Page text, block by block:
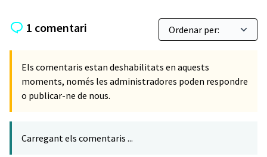
1 comentari
Els comentaris estan deshabilitats en aquests
moments, només les administradores poden respondre
o publicar-ne de nous.
Carregant els comentaris ...